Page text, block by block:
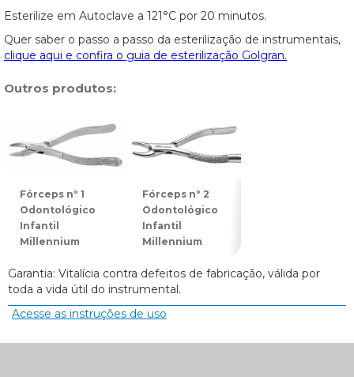
Esterilize em Autoclave a 121°C por 20 minutos.
Quer saber o passo a passo da esterilização de instrumentais,
clique aqui e confira o guia de esterilização Golgran.
Outros produtos:
Fórceps nº 1
Odontológico
Infantil
Millennium
Fórceps nº 2
Odontológico
Infantil
Millennium
Garantia: Vitalícia contra defeitos de fabricação, válida por
toda a vida útil do instrumental.
Acesse as instruções de uso